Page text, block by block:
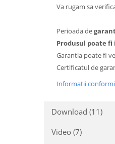
Va rugam sa
Perioada de
Produsul poate
Garantia poate fi
Certificatul de
Informatii
Download (11)
Video (7)